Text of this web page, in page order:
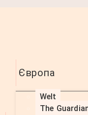
Європа
Welt
The